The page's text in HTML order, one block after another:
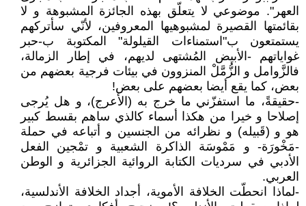
العهر". موضوعي لا يتعلّق بهذه الجائزة المشبوهة و لا
بقائمتها القصيرة لمشبوهيها المعروفين، لأنّي سأتركهم
يستمتعون ب"استمناءات القيلولة" المكتوبة ب-حبر
غواياتهم -الأبيض المُشتهى لديهم، في إطار الزمالة،
فالزَّوامل و الزُّمَّلْ المنزوون في بيئات فرجية بعضهم من
بعض، كما يقع أيضا بعضهم على بعض!
-حقيقةً، ما استفزّني ما خرج به (الأعرج)، و هل يُرجى
إصلاحا و خيرا من هكذا أسماء كالذي ساهم بقسط كبير
هو و (قَبيله) و نظرائه من الجنسين و أتباعه في حملة
-مَخْورَة- و مَمْوسَة الذاكرة الشعبية و تمْجين الفعل
الأدبي في سرديات الكتابة الروائية الجزائرية و الوطن
العربي.
-لماذا انحطّت الخلافة الأموية، أجداد الخلافة الأندلسية،